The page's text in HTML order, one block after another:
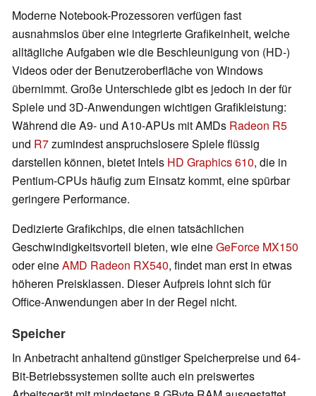
Moderne Notebook-Prozessoren verfügen fast
ausnahmslos über eine integrierte Grafikeinheit, welche
alltägliche Aufgaben wie die Beschleunigung von (HD-)
Videos oder der Benutzeroberfläche von Windows
übernimmt. Große Unterschiede gibt es jedoch in der für
Spiele und 3D-Anwendungen wichtigen Grafikleistung:
Während die A9- und A10-APUs mit AMDs Radeon R5
und R7zumindest anspruchslosere Spiele flüssig
darstellen können, bietet Intels HD Graphics 610, die in
Pentium-CPUs häufig zum Einsatz kommt, eine spürbar
geringere Performance.
Dedizierte Grafikchips, die einen tatsächlichen
Geschwindigkeitsvorteil bieten, wie eineGeForce MX150
oder eineAMD Radeon RX540, findet man erst in etwas
höheren Preisklassen. Dieser Aufpreis lohnt sich für
Office-Anwendungen aber in der Regel nicht.
Speicher
In Anbetracht anhaltend günstiger Speicherpreise und 64-
Bit-Betriebssystemen sollte auch ein preiswertes